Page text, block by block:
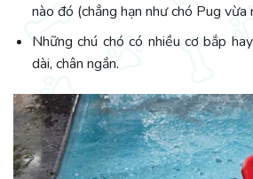
nào đó (chẳng hạn như chó Pug vừa
Những chú chó có nhiều cơ bắp
dài, chân ngắn.